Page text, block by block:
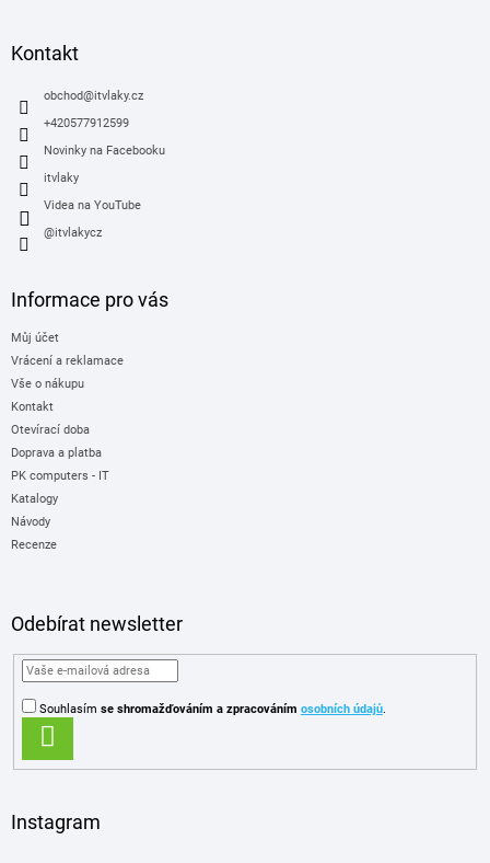
Kontakt
obchod@itvlaky.cz
+420577912599
Novinky na Facebooku
itvlaky
Videa na YouTube
@itvlakycz
Informace pro vás
Můj účet
Vrácení a reklamace
Vše o nákupu
Kontakt
Otevírací doba
Doprava a platba
PK computers - IT
Katalogy
Návody
Recenze
Odebírat newsletter
Souhlasím se shromažďováním a zpracováním osobních údajů.
SE
Instagram